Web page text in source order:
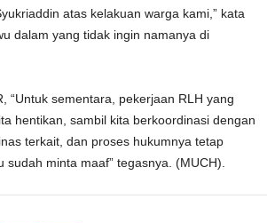
atas kelakuan warga kami,” kata
dalam yang tidak ingin namanya di
“Untuk sementara, pekerjaan RLH yang
hentikan, sambil kita berkoordinasi dengan
terkait, dan proses hukumnya tetap
sudah minta maaf” tegasnya. (MUCH).